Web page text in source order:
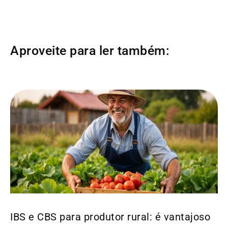
Aproveite para ler também:
IBS e CBS para produtor rural: é vantajoso